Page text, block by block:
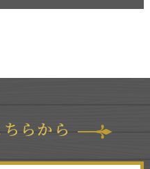
らから